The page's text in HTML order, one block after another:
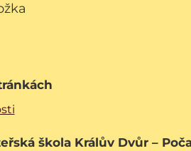
škola Králův Dvůr –